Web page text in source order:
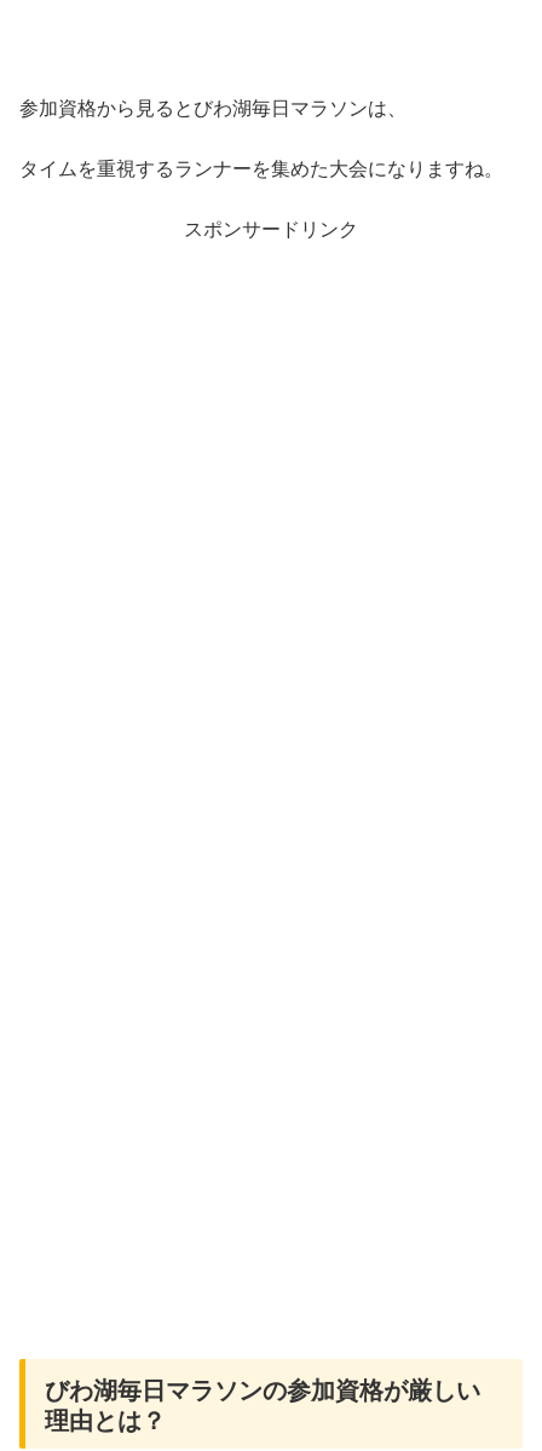
参加資格から見るとびわ湖毎日マラソンは、
タイムを重視するランナーを集めた大会になりますね。
スポンサードリンク
びわ湖毎日マラソンの参加資格が厳しい
理由とは？